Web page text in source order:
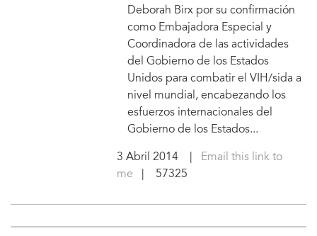
Deborah Birx por su confirmación
como Embajadora Especial y
Coordinadora de las actividades
del Gobierno de los Estados
Unidos para combatir el VIH/sida a
nivel mundial, encabezando los
esfuerzos internacionales del
Gobierno de los Estados...
3 Abril 2014|
Email this link to
me | 57325